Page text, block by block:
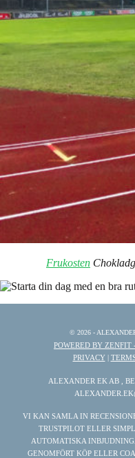
Frukosten
© 2026 -
POWERED BY ZENFIT
PRIVACY|
ALEXANDER EK AB ,
VI KAN SAMLA IN
TRUSTPILOT ELLER
AUTOMATISKA
GENOMFÖRT KÖP ELLER